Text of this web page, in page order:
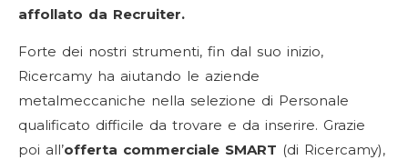
affollato da Recruiter.
Forte dei nostri strumenti, fin dal suo inizio,
Ricercamy ha aiutando le aziende
metalmeccaniche nella selezione di Personale
qualificato difficile da trovare e da inserire. Grazie
poi all’offerta commerciale SMART (di Ricercamy),